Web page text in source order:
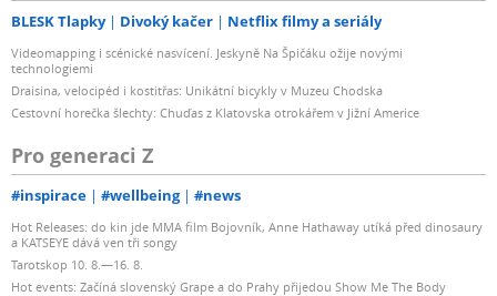
BLESK Tlapky Divoký kačer Netflix filmy a seriály
Videomapping i scénické nasvícení. Jeskyně Na Špičáku ožije novými
technologiemi
Draisina, velocipéd i kostitřas: Unikátní bicykly v Muzeu Chodska
Cestovní horečka šlechty: Chuďas z Klatovska otrokářem v Jižní Americe
Pro generaci Z
#inspirace #wellbeing #news
Hot Releases: do kin jde MMA film Bojovník, Anne Hathaway utíká před dinosaury
a KATSEYE dává ven tři songy
Tarotskop 10. 8.—16. 8.
Hot events: Začíná slovenský Grape a do Prahy přijedou Show Me The Body